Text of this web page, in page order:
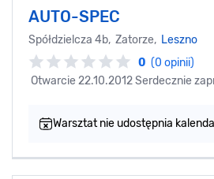
AUTO-SPEC
Spółdzielcza 4b, Zatorze, Leszno
0 (0 opinii)
Otwarcie 22.10.2012 Serdecznie
Warsztat nie udostępnia